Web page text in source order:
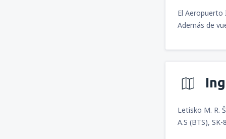
El
Además de
Letisko M. R.
A.S (BTS),